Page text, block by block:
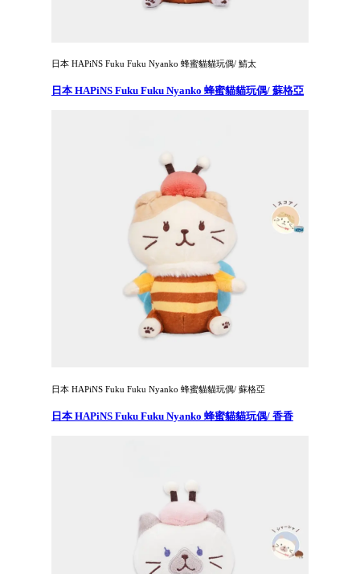
日本 HAPiNS Fuku Fuku Nyanko 蜂蜜貓貓玩偶/ 鯖太
日本 HAPiNS Fuku Fuku Nyanko 蜂蜜貓貓玩偶/ 蘇格亞
日本 HAPiNS Fuku Fuku Nyanko 蜂蜜貓貓玩偶/ 蘇格亞
日本 HAPiNS Fuku Fuku Nyanko 蜂蜜貓貓玩偶/ 香香